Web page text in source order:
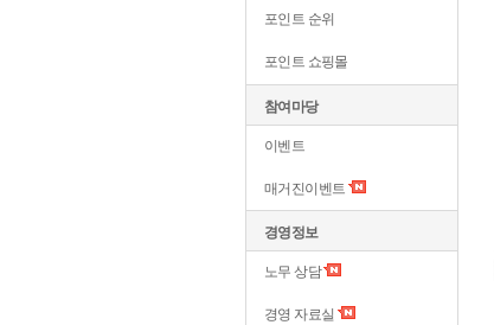
포인트 순위
포인트 쇼핑몰
참여마당
이벤트
매거진이벤트
경영정보
노무 상담
경영 자료실